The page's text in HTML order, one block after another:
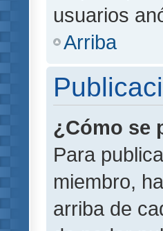
usuarios
Arriba
¿Cómo se
Para
miembro,
arriba de